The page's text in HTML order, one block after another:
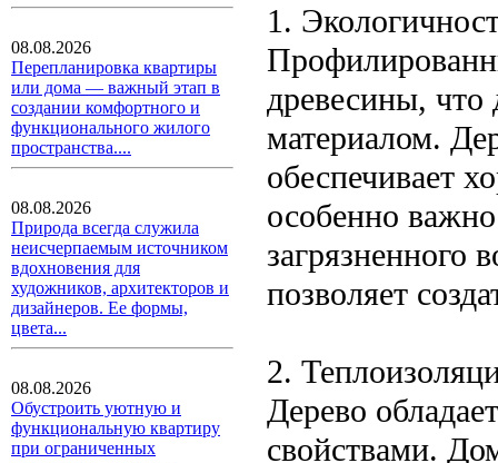
08.08.2026
Перепланировка квартиры
или дома — важный этап в
создании комфортного и
функционального жилого
пространства....
08.08.2026
Природа всегда служила
неисчерпаемым источником
вдохновения для
художников, архитекторов и
дизайнеров. Ее формы,
цвета...
08.08.2026
Обустроить уютную и
функциональную квартиру
при ограниченных
1.
древесины, что
материалом.
обеспечивает
особенно
загрязненного
позволяет
2.
Дерево
свойствами.